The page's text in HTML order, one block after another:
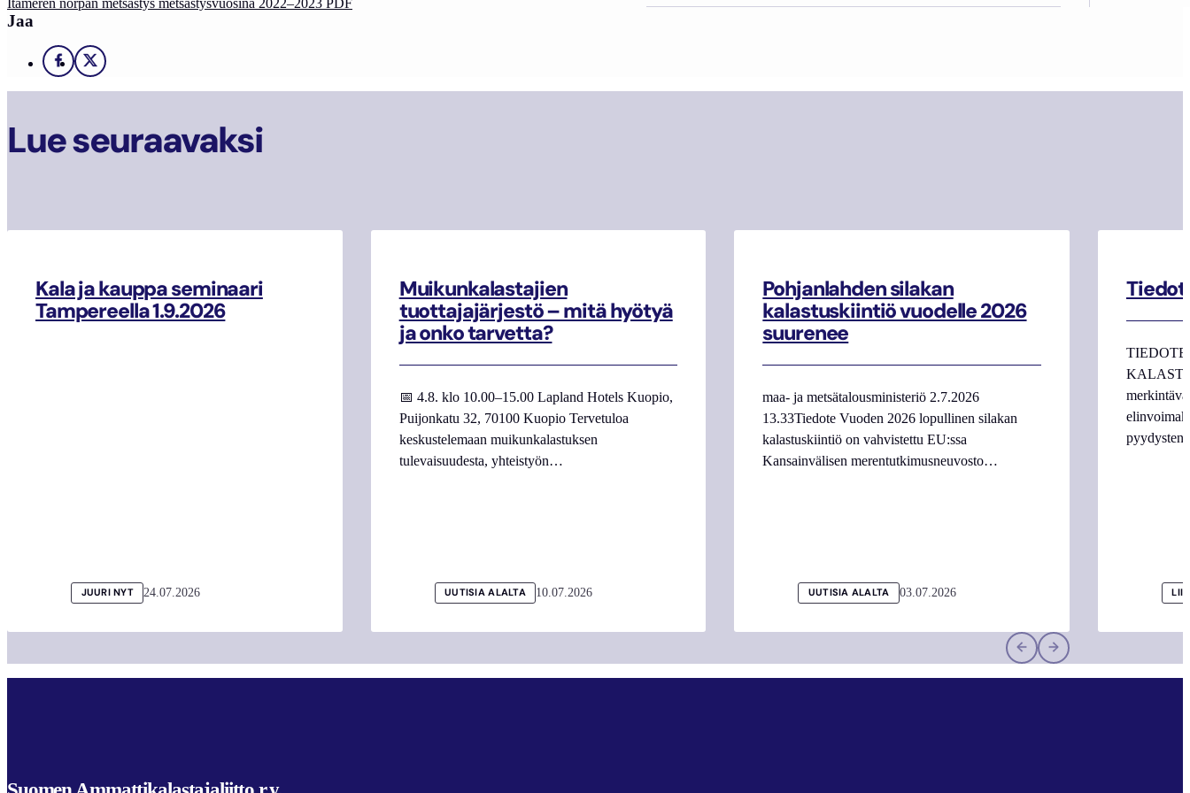
Jaa
Facebook
X
Lue seuraavaksi
Kala ja kauppa seminaari
Tampereella 1.9.2026
JUURI NYT 24.07.2026
Muikunkalastajien
tuottajajärjestö – mitä hyötyä
ja onko tarvetta?
📅 4.8. klo 10.00–15.00 Lapland Hotels Kuopio,
Puijonkatu 32, 70100 Kuopio Tervetuloa
keskustelemaan muikunkalastuksen
tulevaisuudesta, yhteistyön…
UUTISIA ALALTA 10.07.2026
Pohjanlahden silakan
kalastuskiintiö vuodelle 2026
suurenee
maa- ja metsätalousministeriö 2.7.2026
13.33Tiedote Vuoden 2026 lopullinen silakan
kalastuskiintiö on vahvistettu EU:ssa
Kansainvälisen merentutkimusneuvosto…
UUTISIA ALALTA 03.07.2026
pyydysten